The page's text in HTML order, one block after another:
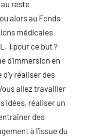
reste
alors au Fonds
médicales
).pour ce but ?
d’immersion en
réaliser des
allez travailler
idées, réaliser un
des
à l’issue du